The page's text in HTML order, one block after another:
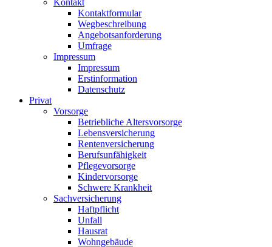
Kontakt
Kontaktformular
Wegbeschreibung
Angebotsanforderung
Umfrage
Impressum
Impressum
Erstinformation
Datenschutz
Privat
Vorsorge
Betriebliche Altersvorsorge
Lebensversicherung
Rentenversicherung
Berufsunfähigkeit
Pflegevorsorge
Kindervorsorge
Schwere Krankheit
Sachversicherung
Haftpflicht
Unfall
Hausrat
Wohngebäude